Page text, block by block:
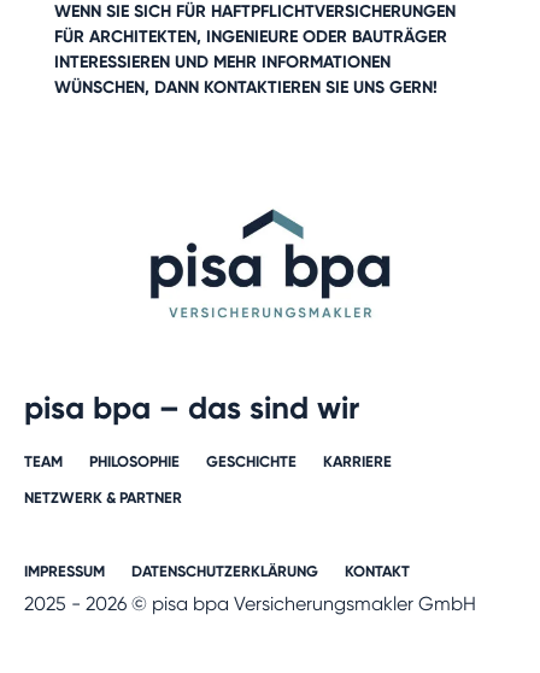
WENN SIE SICH FÜR HAFTPFLICHTVERSICHERUNGEN
FÜR ARCHITEKTEN, INGENIEUREODER BAUTRÄGER
INTERESSIEREN UND MEHR INFORMATIONEN
WÜNSCHEN, DANN KONTAKTIERENSIE UNS GERN!
pisa bpa – das sind wir
TEAM PHILOSOPHIE GESCHICHTE​
KARRIERE​
NETZWERK & PARTNER​
IMPRESSUM DATENSCHUTZERKLÄRUNG KONTAKT
2025 - 2026 © pisa bpa Versicherungsmakler GmbH